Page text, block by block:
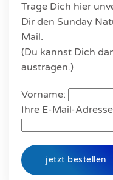
Trage Dich hier
Dir den Sunday
Mail.
(Du kannst Dich
austragen.)
Vorname:
Ihre E-Mail-
jetzt bestellen